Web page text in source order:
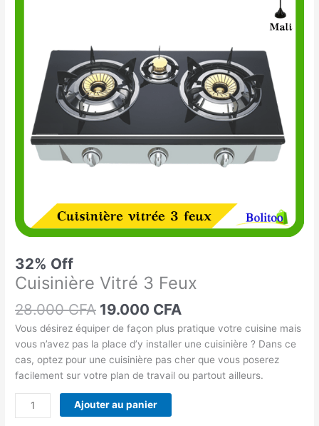
32% Off
Cuisinière Vitré 3 Feux
28.000CFA 19.000 CFA
Vous désirez équiper de façon plus pratique votre cuisine mais
vous n’avez pas la place d’y installer une cuisinière ? Dans ce
cas, optez pour une cuisinière pas cher que vous poserez
facilement sur votre plan de travail ou partout ailleurs.
Ajouter au panier